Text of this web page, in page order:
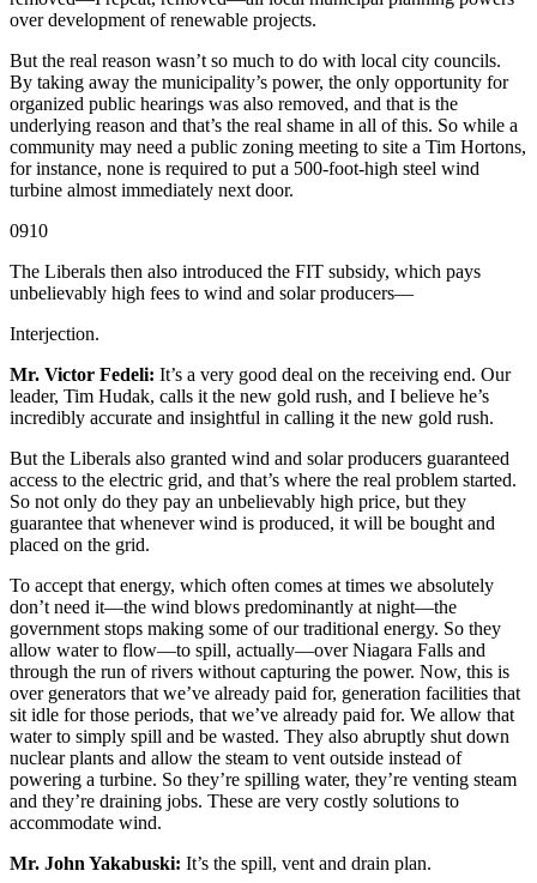
over development of renewable projects.
But the real reason wasn’t so much to do with local city councils.
By taking away the municipality’s power, the only opportunity for
organized public hearings was also removed, and that is the
underlying reason and that’s the real shame in all of this. So while a
community may need a public zoning meeting to site a Tim Hortons,
for instance, none is required to put a 500-foot-high steel wind
turbine almost immediately next door.
0910
The Liberals then also introduced the FIT subsidy, which pays
unbelievably high fees to wind and solar producers—
Interjection.
Mr. Victor Fedeli: It’s a very good deal on the receiving end. Our
leader, Tim Hudak, calls it the new gold rush, and I believe he’s
incredibly accurate and insightful in calling it the new gold rush.
But the Liberals also granted wind and solar producers guaranteed
access to the electric grid, and that’s where the real problem started.
So not only do they pay an unbelievably high price, but they
guarantee that whenever wind is produced, it will be bought and
placed on the grid.
To accept that energy, which often comes at times we absolutely
don’t need it—the wind blows predominantly at night—the
government stops making some of our traditional energy. So they
allow water to flow—to spill, actually—over Niagara Falls and
through the run of rivers without capturing the power. Now, this is
over generators that we’ve already paid for, generation facilities that
sit idle for those periods, that we’ve already paid for. We allow that
water to simply spill and be wasted. They also abruptly shut down
nuclear plants and allow the steam to vent outside instead of
powering a turbine. So they’re spilling water, they’re venting steam
and they’re draining jobs. These are very costly solutions to
accommodate wind.
Mr. John Yakabuski: It’s the spill, vent and drain plan.